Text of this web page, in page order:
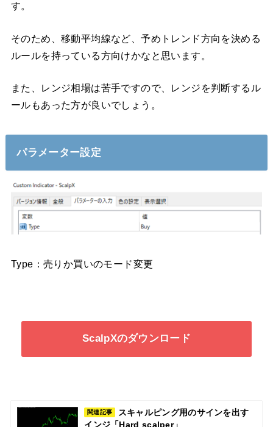
す。
そのため、移動平均線など、予めトレンド方向を決める
ルールを持っている方向けかなと思います。
また、レンジ相場は苦手ですので、レンジを判断するル
ールもあった方が良いでしょう。
パラメーター設定
Type：売りか買いのモード変更
ScalpXのダウンロード
関連記事
スキャルピング用のサインを出す
インジ「Hard scalper」